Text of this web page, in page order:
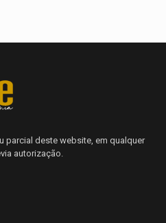
parcial deste website, em qualquer
autorização.